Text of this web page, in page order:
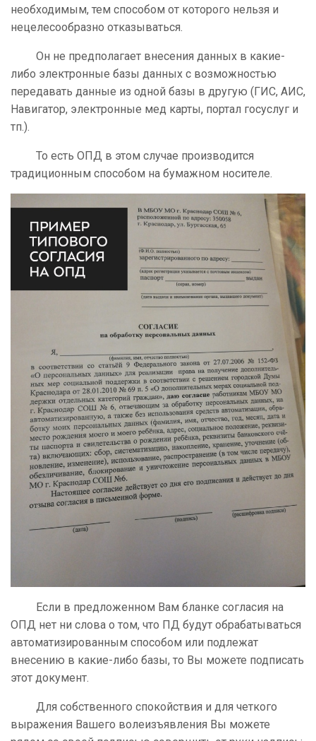
необходимым, тем способом от которого нельзя и
нецелесообразно отказываться.
Он не предполагает внесения данных в какие-
либо электронные базы данных с возможностью
передавать данные из одной базы в другую (ГИС, АИС,
Навигатор, электронные мед карты, портал госуслуг и
тп.).
То есть ОПД в этом случае производится
традиционным способом на бумажном носителе.
Если в предложенном Вам бланке согласия на
ОПД нет ни слова о том, что ПД будут обрабатываться
автоматизированным способом или подлежат
внесению в какие-либо базы, то Вы можете подписать
этот документ.
Для собственного спокойствия и для четкого
выражения Вашего волеизъявления Вы можете